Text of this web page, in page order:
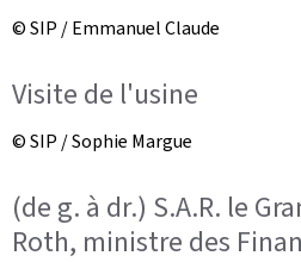
© SIP / Emmanuel Claude
Visite de l'usine
© SIP / Sophie Margue
(de g. à dr.) S.A.R. le
Roth, ministre des